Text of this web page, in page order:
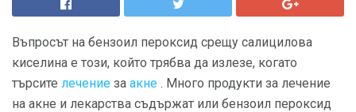
Въпросът на бензоил пероксид срещу салицилова
киселина е този, който трябва да излезе, когато
търсите лечение за акне . Много продукти за лечение
на акне и лекарства съдържат или бензоил пероксид